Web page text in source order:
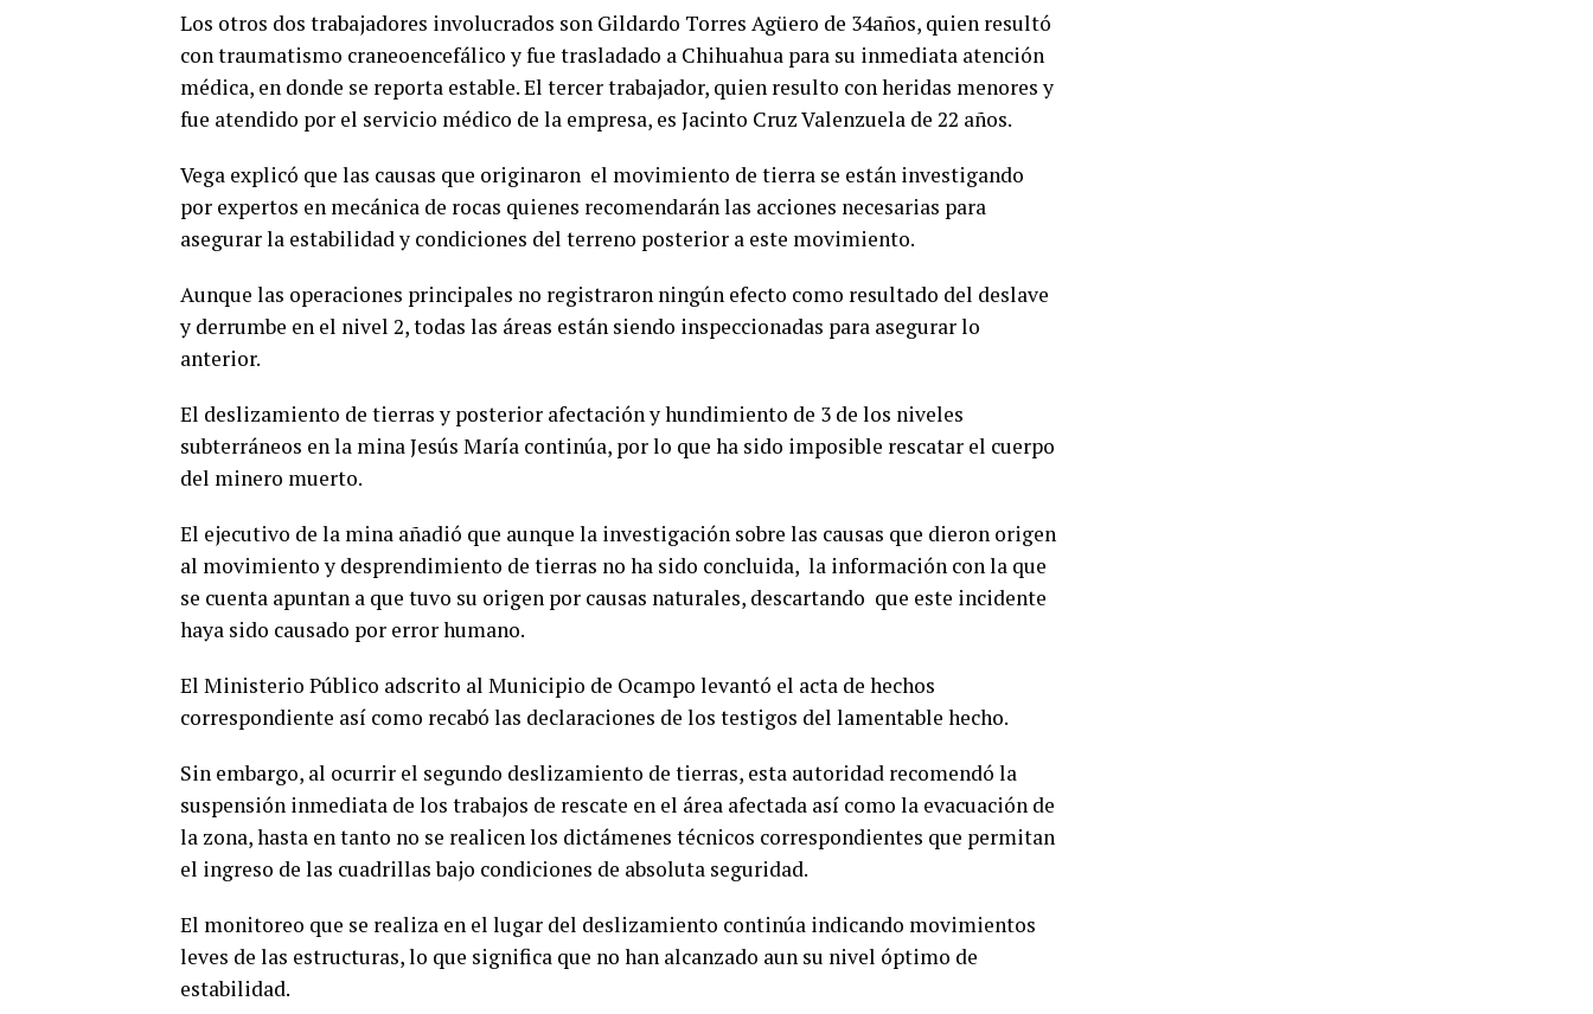
Los otros dos trabajadores involucrados son Gildardo Torres Agüero de 34años, quien resultó
con traumatismo craneoencefálico y fue trasladado a Chihuahua para su inmediata atención
médica, en donde se reporta estable. El tercer trabajador, quien resulto con heridas menores y
fue atendido por el servicio médico de la empresa, es Jacinto Cruz Valenzuela de 22 años.
Vega explicó que las causas que originaron el movimiento de tierra se están investigando
por expertos en mecánica de rocas quienes recomendarán las acciones necesarias para
asegurar la estabilidad y condiciones del terreno posterior a este movimiento.
Aunque las operaciones principales no registraron ningún efecto como resultado del deslave
y derrumbe en el nivel 2, todas las áreas están siendo inspeccionadas para asegurar lo
anterior.
El deslizamiento de tierras y posterior afectación y hundimiento de 3 de los niveles
subterráneos en la mina Jesús María continúa, por lo que ha sido imposible rescatar el cuerpo
del minero muerto.
El ejecutivo de la mina añadió que aunque la investigación sobre las causas que dieron origen
al movimiento y desprendimiento de tierras no ha sido concluida, la información con la que
se cuenta apuntan a que tuvo su origen por causas naturales, descartando que este incidente
haya sido causado por error humano.
El Ministerio Público adscrito al Municipio de Ocampo levantó el acta de hechos
correspondiente así como recabó las declaraciones de los testigos del lamentable hecho.
Sin embargo, al ocurrir el segundo deslizamiento de tierras, esta autoridad recomendó la
suspensión inmediata de los trabajos de rescate en el área afectada así como la evacuación de
la zona, hasta en tanto no se realicen los dictámenes técnicos correspondientes que permitan
el ingreso de las cuadrillas bajo condiciones de absoluta seguridad.
El monitoreo que se realiza en el lugar del deslizamiento continúa indicando movimientos
leves de las estructuras, lo que significa que no han alcanzado aun su nivel óptimo de
estabilidad.